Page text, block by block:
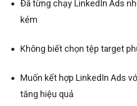
Đã từng chạy LinkedIn Ads
kém
Không biết chọn tệp target
Muốn kết hợp LinkedIn Ads
tăng hiệu quả